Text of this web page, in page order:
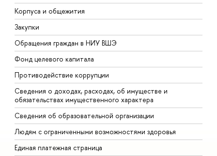
Корпуса и общежития
Закупки
Обращения граждан в НИУ ВШЭ
Фонд целевого капитала
Противодействие коррупции
Сведения о доходах, расходах, об имуществе и
обязательствах имущественного характера
Сведения об образовательной организации
Людям с ограниченными возможностями здоровья
Единая платежная страница